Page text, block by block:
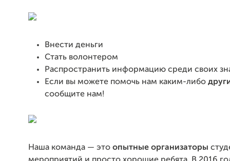
Внести деньги
Стать волонтером
Распространить информацию среди своих
Если вы можете помочь нам каким-либо
сообщите нам!
Наша команда — это опытные организаторы